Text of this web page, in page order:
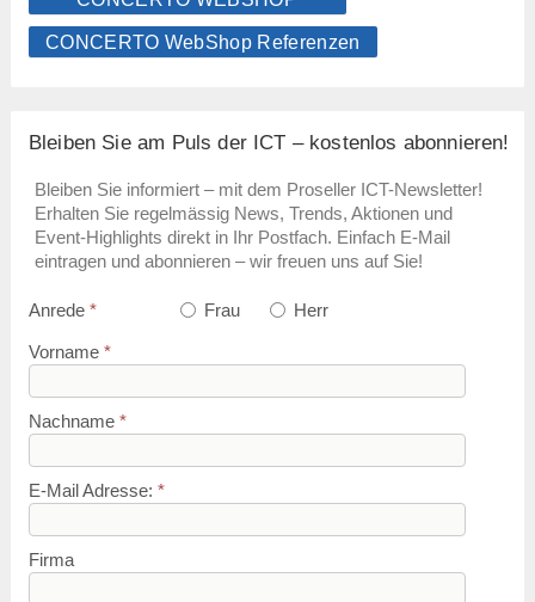
CONCERTO WebShop Referenzen
Bleiben Sie am Puls der ICT – kostenlos abonnieren!
Bleiben Sie informiert – mit dem Proseller ICT-Newsletter!
Erhalten Sie regelmässig News, Trends, Aktionen und
Event-Highlights direkt in Ihr Postfach. Einfach E-Mail
eintragen und abonnieren – wir freuen uns auf Sie!
Anrede * Frau Herr
Vorname *
Nachname *
E-Mail Adresse: *
Firma